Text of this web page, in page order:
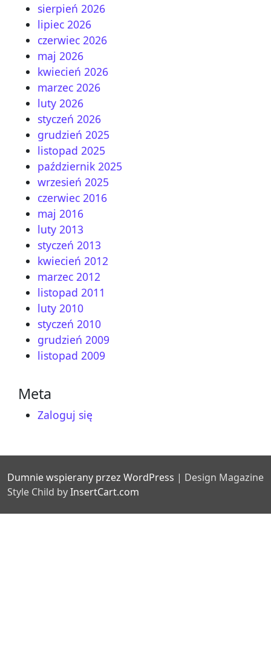
sierpień 2026
lipiec 2026
czerwiec 2026
maj 2026
kwiecień 2026
marzec 2026
luty 2026
styczeń 2026
grudzień 2025
listopad 2025
październik 2025
wrzesień 2025
czerwiec 2016
maj 2016
luty 2013
styczeń 2013
kwiecień 2012
marzec 2012
listopad 2011
luty 2010
styczeń 2010
grudzień 2009
listopad 2009
Meta
Zaloguj się
Dumnie wspierany przez WordPress | Design Magazine
Style Child byInsertCart.com